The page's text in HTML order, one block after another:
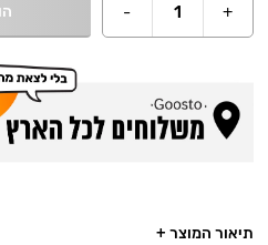
+
1
-
תיאור המוצר +